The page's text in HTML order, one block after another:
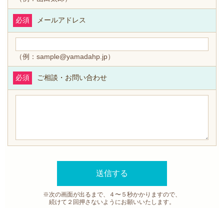
メールアドレス
必須
（例：sample@yamadahp.jp）
ご相談・お問い合わせ
必須
※次の画面が出るまで、４〜５秒かかりますので、
続けて２回押さないようにお願いいたします。